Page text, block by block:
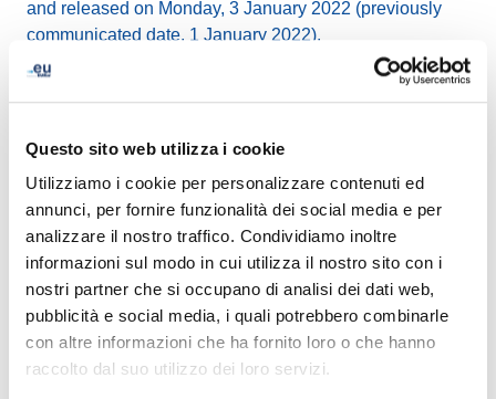
Questo sito web utilizza i cookie
Utilizziamo i cookie per personalizzare contenuti ed
annunci, per fornire funzionalità dei social media e per
analizzare il nostro traffico. Condividiamo inoltre
informazioni sul modo in cui utilizza il nostro sito con i
nostri partner che si occupano di analisi dei dati web,
pubblicità e social media, i quali potrebbero combinarle
con altre informazioni che ha fornito loro o che hanno
raccolto dal suo utilizzo dei loro servizi.
and released on Monday, 3 January 2022 (previously
communicated date, 1 January 2022).
release of these domain names will happen in batches
starting at 10:00:00 CET on 3 January 2022 and will be
finalized by the end of the day.
Should you have any questions, please consult the
dedicatedBrexit pageor contact us viainfo@eurid.eu
LinkedInTwitterFacebook